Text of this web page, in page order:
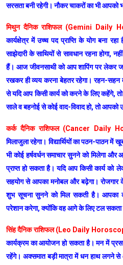
सरसता बनी रहेगी। नौकर चाकरों का भी आपको
मिथुन दैनिक राशिफल (Gemini Daily
कार्यक्षेत्र में उच्च पद प्राप्ति के योग बना
साझेदारी के साथियों से सावधान रहना
हैं। आज जीवनसाथी को आप शापिंग पर लेकर
रखकर ही व्यय करना बेहतर रहेगा। रहन-
से यदि आप किसी कार्य को करने के लिए कहेंगे,
साले व बहनोई से कोई वाद-विवाद हो, तो आपको
कर्क दैनिक राशिफल (Cancer Daily
मिलाजुला रहेगा। विद्यार्थियों का पठन-पाठन
भी कोई हर्षवर्धन समाचार सुनने को मिलेगा
प्राप्त हो सकता है। यदि आप किसी कार्य को
सहयोग से आपका मनोबल और बढ़ेगा। रोजगार
शुभ सूचना सुनने को मिल सकती है। आपका
परेशान करेगा, क्योंकि वह आगे के लिए टल सकता
सिंह दैनिक राशिफल (Leo Daily
कार्यक्रम का आयोजन हो सकता है। मन में
रहेंगे। अक्समात बड़ी मात्रा में धन हाथ लगने